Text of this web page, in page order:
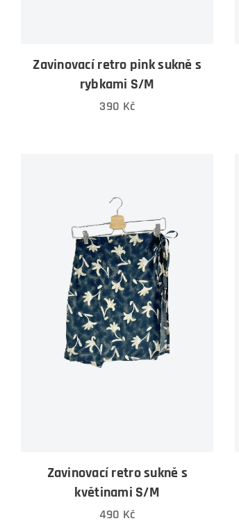
Zavinovací retro pink sukně s
rybkami S/M
390 Kč
Zavinovací retro sukně s
květinami S/M
490 Kč